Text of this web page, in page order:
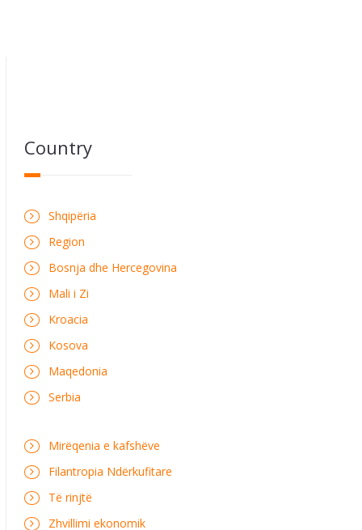
Country
Shqipëria
Region
Bosnja dhe Hercegovina
Mali i Zi
Kroacia
Kosova
Maqedonia
Serbia
Mirëqenia e kafshëve
Filantropia Ndërkufitare
Të rinjtë
Zhvillimi ekonomik